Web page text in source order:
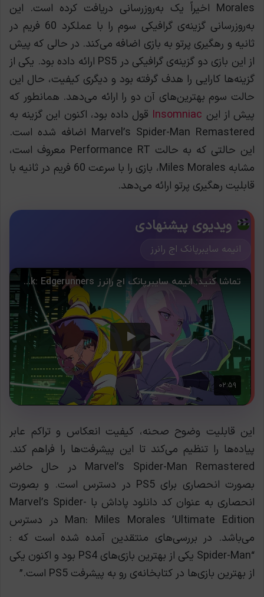
Morales اخیراً یک به‌روزرسانی دریافت کرده است. این
به‌روزرسانی‌ گزینه‌ی گرافیکی سوم را با عملکرد 60 فریم در
ثانیه و رهگیری پرتو به بازی اضافه می‌کند. در حالی که پیش
از این بازی دو گزینه‌ی گرافیکی در PS5 ارائه داده بود. یکی از
گزینه‌ها کارایی را هدف گرفته بود و دیگری کیفیت، حال این
حالت سوم بهترین‌های آن دو را ارائه می‌دهد. همانطور که
پیش از این Insomniac قول داده بود، اکنون این گزینه به
Marvel’s Spider-Man Remastered اضافه شده است.
این حالتی که به حالت Performance RT معروف است،
مشابه Miles Morales، بازی را با سرعت 60 فریم در ثانیه با
قابلیت رهگیری پرتو ارائه می‌دهد.
ویدیوی پیشنهادی
انیمه سایبرپانک اج رانرز
این قابلیت وضوح صحنه، کیفیت انعکاس و تراکم عابر
پیاده‌ها را تنظیم می‌کند تا این پیشرفت‌ها را فراهم کند.
Marvel’s Spider-Man Remastered در حال حاضر
بصورت انحصاری برای PS5 در دسترس است. و بصورت
انحصاری به عنوان کد دانلود پاداش با Marvel’s Spider-
Man: Miles Morales ’Ultimate Edition در دسترس
می‌باشد. در بررسی‌های منتقدین آمده شده است که :
“Spider-Man یکی از بهترین بازی‌های PS4 بود و اکنون یکی
از بهترین بازی‌ها در کتابخانه‌ی رو به پیشرفت PS5 است.”